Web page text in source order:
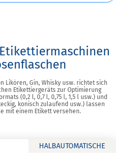
Likören, Gin, Whisky usw. richtet sich
Etikettiergeräts zur Optimierung
(0,2 l, 0,7 l, 0,75 l, 1,5 l usw.) und
konisch zulaufend usw.) lassen
mit einem Etikett versehen.
HALBAUTOMATISCHE